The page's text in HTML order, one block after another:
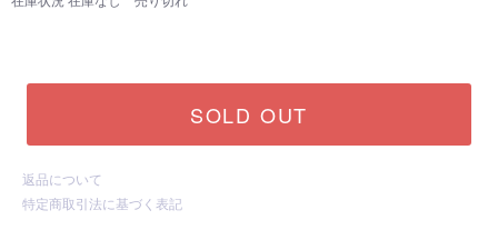
SOLD OUT
返品について
特定商取引法に基づく表記